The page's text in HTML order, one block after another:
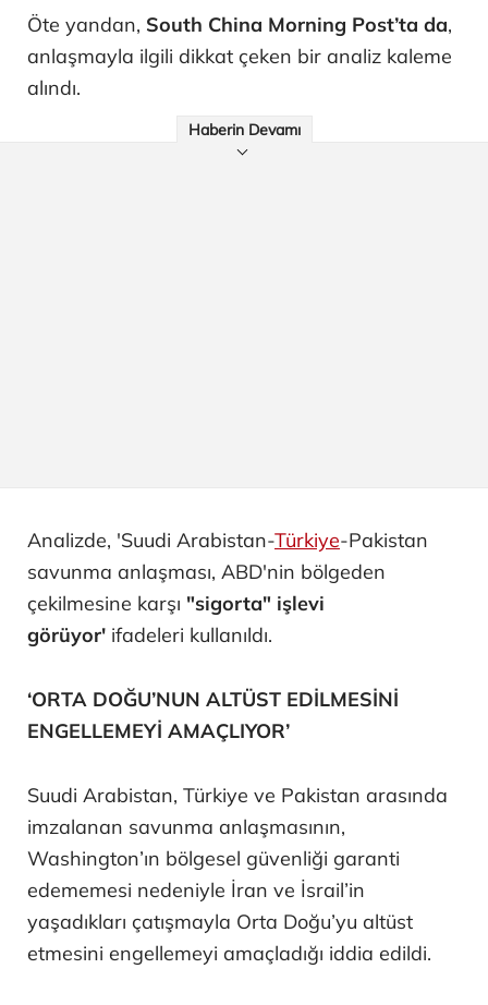
Öte yandan, South China Morning Post’ta da,
anlaşmayla ilgili dikkat çeken bir analiz kaleme
alındı.
Haberin Devamı
Analizde, 'Suudi Arabistan-Türkiye-Pakistan
savunma anlaşması, ABD'nin bölgeden
çekilmesine karşı "sigorta" işlevi
görüyor' ifadeleri kullanıldı.
‘ORTA DOĞU’NUN ALTÜST EDİLMESİNİ
ENGELLEMEYİ AMAÇLIYOR’
Suudi Arabistan, Türkiye ve Pakistan arasında
imzalanan savunma anlaşmasının,
Washington’ın bölgesel güvenliği garanti
edememesi nedeniyle İran ve İsrail’in
yaşadıkları çatışmayla Orta Doğu’yu altüst
etmesini engellemeyi amaçladığı iddia edildi.